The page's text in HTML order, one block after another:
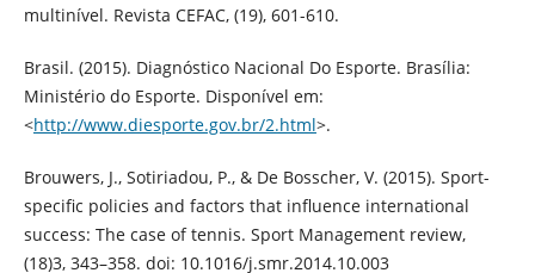
multinível. Revista CEFAC, (19), 601-610.
Brasil. (2015). Diagnóstico Nacional Do Esporte. Brasília:
Ministério do Esporte. Disponível em:
<http://www.diesporte.gov.br/2.html>.
Brouwers, J., Sotiriadou, P., & De Bosscher, V. (2015). Sport-
specific policies and factors that influence international
success: The case of tennis. Sport Management review,
(18)3, 343–358. doi: 10.1016/j.smr.2014.10.003